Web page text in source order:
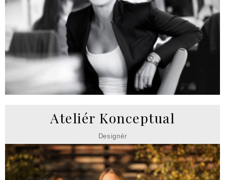
Ateliér Konceptual
Designér